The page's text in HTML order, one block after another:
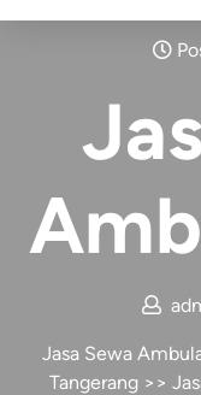
Jasa Sewa
Tangerang>>